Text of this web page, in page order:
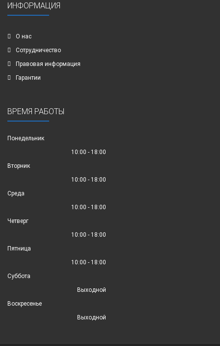
ИНФОРМАЦИЯ
О нас
Сотрудничество
Правовая информация
Гарантии
ВРЕМЯ РАБОТЫ
Понедельник
10:00 - 18:00
Вторник
10:00 - 18:00
Среда
10:00 - 18:00
Четверг
10:00 - 18:00
Пятница
10:00 - 18:00
Суббота
Выходной
Воскресенье
Выходной